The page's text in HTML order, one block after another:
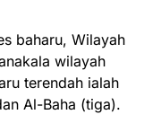
baharu, Wilayah
wilayah
terendah ialah
Al-Baha (tiga).